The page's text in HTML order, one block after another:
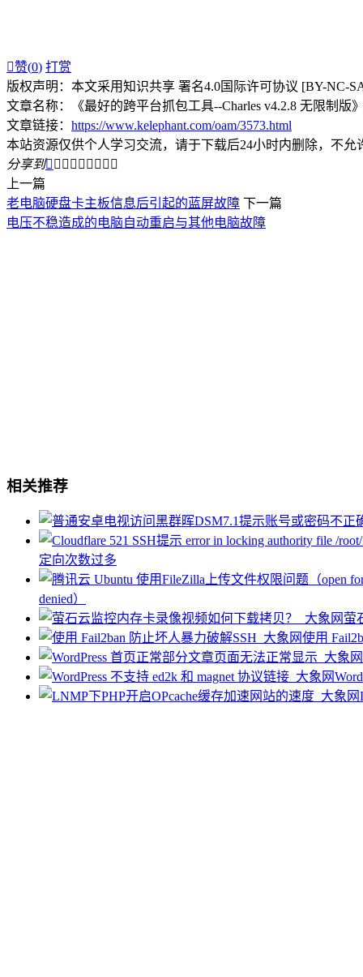
赞(0) 打赏
版权声明：本文采用知识共享 署名4.0国际许可协议 [BY-NC-
文章名称：《最好的跨平台抓包工具--Charles v4.2.8 无限制版
文章链接： https://www.kelephant.com/oam/3573.html
本站资源仅供个人学习交流，请于下载后24小时内删除，不
分享到        
上一篇
老电脑硬盘卡主板信息后引起的蓝屏故障 下一篇
电压不稳造成的电脑自动重启与其他电脑故障
相关推荐
定向次数过多
denied）
萤
使用